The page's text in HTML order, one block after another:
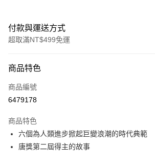
付款與運送方式
超取滿NT$499免運
信用卡一次付款
超商取貨付款
Apple Pay
街口支付
商品特色
商品編號
6479178
商品特色
六個為人類進步掀起巨變浪潮的時代典範
唐獎第二屆得主的故事